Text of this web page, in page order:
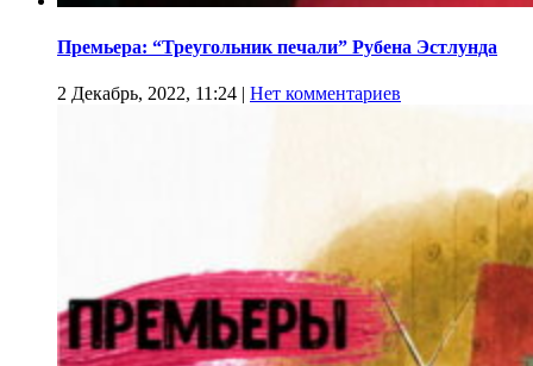
Премьера: “Треугольник печали” Рубена Эстлунда
2 Декабрь, 2022, 11:24 | Нет комментариев